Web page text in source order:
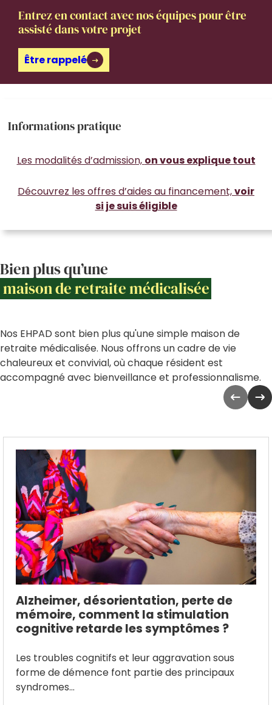
Entrez en contact avec nos équipes pour être
assisté dans votre projet
Être rappelé
Informations pratique
Les modalités d’admission, on vous explique tout
Découvrez les offres d’aides au financement,voir
si je suis éligible
Bien plus qu’une
maison de retraite médicalisée
Nos EHPAD sont bien plus qu'une simple maison de
retraite médicalisée. Nous offrons un cadre de vie
chaleureux et convivial, où chaque résident est
accompagné avec bienveillance et professionnalisme.
Alzheimer, désorientation, perte de
mémoire, comment la stimulation
cognitive retarde les symptômes ?
Les troubles cognitifs et leur aggravation sous
forme de démence font partie des principaux
syndromes...